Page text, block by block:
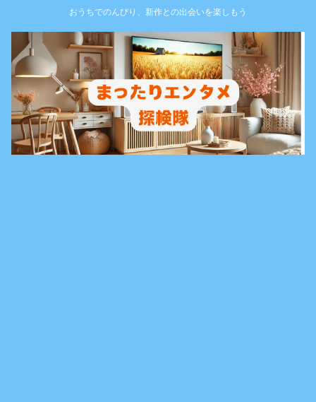
おうちでのんびり、新作との出会いを楽しもう